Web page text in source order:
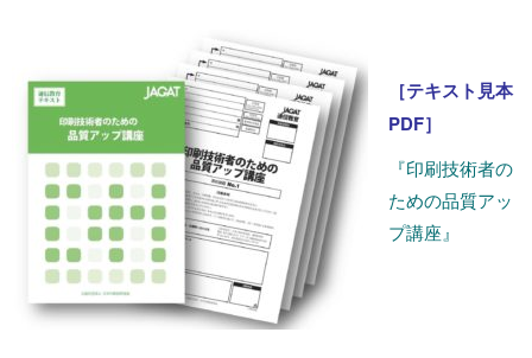
［テキスト見本
PDF］
『印刷技術者の
ための品質アッ
プ講座』